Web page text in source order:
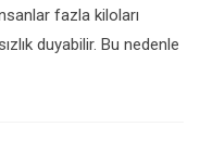
fazla kiloları
duyabilir. Bu nedenle